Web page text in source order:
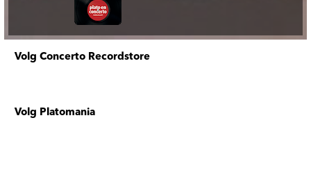
Volg Concerto Recordstore
Volg Platomania